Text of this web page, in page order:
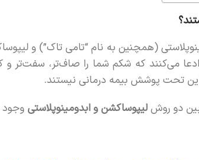
(همچنین به نام “تامی تاک”) و
می‌کنند که شکم شما را صاف‌تر، سفت‌تر و
تحت پوشش بیمه درمانی نیستند.
دو روشلیپوساکشن و ابدومینوپلاستیوجود